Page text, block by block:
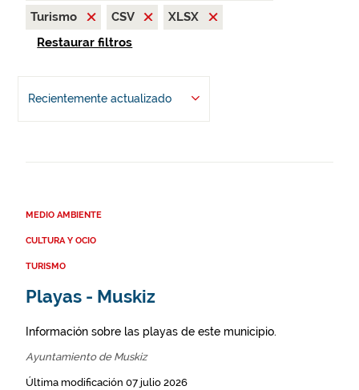
Turismo
CSV
XLSX
Restaurar filtros
Recientemente actualizado
MEDIO AMBIENTE
CULTURA Y OCIO
TURISMO
Playas - Muskiz
Información sobre las playas de este municipio.
Ayuntamiento de Muskiz
Última modificación 07 julio 2026